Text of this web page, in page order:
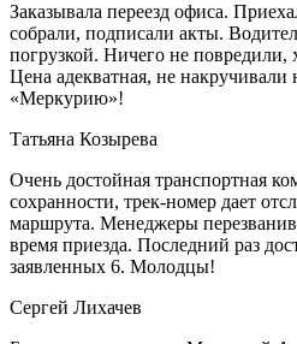
Заказывала переезд офиса.
собрали, подписали акты.
погрузкой. Ничего не повредили,
Цена адекватная, не накручивали
«Меркурию»!
Татьяна Козырева
Очень достойная транспортная
сохранности, трек-номер дает
маршрута. Менеджеры
время приезда. Последний раз
заявленных 6. Молодцы!
Сергей Лихачев